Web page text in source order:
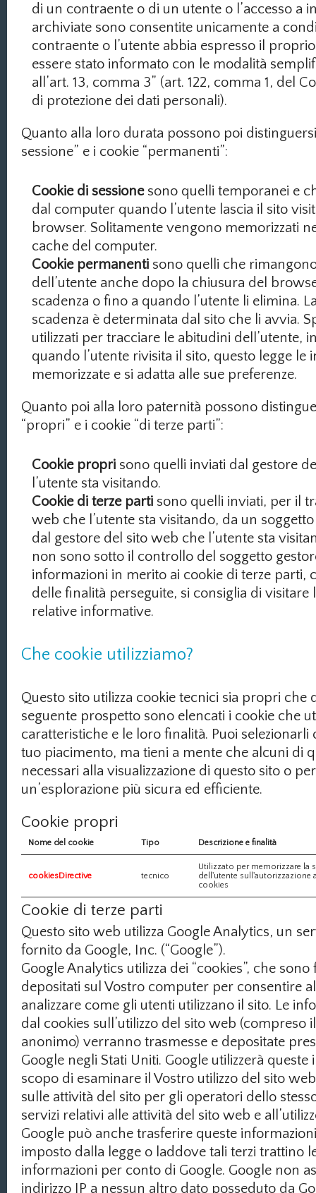
di un contraente o di un utente o l’accesso a
archiviate sono consentite unicamente a
contraente o l’utente abbia espresso il
essere stato informato con le modalità
all’art. 13, comma 3” (art. 122, comma 1, del
di protezione dei dati personali).
Quanto alla loro durata possono poi
sessione” e i cookie “permanenti”:
Cookie di sessionesono quelli temporanei e
dal computer quando l’utente lascia il sito
browser. Solitamente vengono memorizzati
cache del computer.
Cookie permanenti sono quelli che
dell’utente anche dopo la chiusura del
scadenza o fino a quando l’utente li elimina.
scadenza è determinata dal sito che li avvia.
utilizzati per tracciare le abitudini dell’utente,
quando l’utente rivisita il sito, questo legge le
memorizzate e si adatta alle sue preferenze.
Quanto poi alla loro paternità possono
“propri” e i cookie “di terze parti”:
Cookie propri sono quelli inviati dal gestore
l’utente sta visitando.
Cookie di terze parti sono quelli inviati, per il
web che l’utente sta visitando, da un
dal gestore del sito web che l’utente sta
non sono sotto il controllo del soggetto
informazioni in merito ai cookie di terze parti,
delle finalità perseguite, si consiglia di visitare
relative informative.
Che cookie utilizziamo?
Questo sito utilizza cookie tecnici sia propri che
seguente prospetto sono elencati i cookie che
caratteristiche e le loro finalità. Puoi selezionarli
tuo piacimento, ma tieni a mente che alcuni di
necessari alla visualizzazione di questo sito o
un’esplorazione più sicura ed efficiente.
Cookie propri
Nome del cookie Tipo Descrizione e finalità
cookiesDirective tecnico
Utilizzato per memorizzare la
dell'utente sull'autorizzazione
cookies
Cookie di terze parti
Questo sito web utilizza Google Analytics, un
fornito da Google, Inc. (“Google”).
Google Analytics utilizza dei “cookies”, che
depositati sul Vostro computer per consentire
analizzare come gli utenti utilizzano il sito. Le
dal cookies sull’utilizzo del sito web (compreso
anonimo) verranno trasmesse e depositate
Google negli Stati Uniti. Google utilizzerà
scopo di esaminare il Vostro utilizzo del sito
sulle attività del sito per gli operatori dello
servizi relativi alle attività del sito web e
Google può anche trasferire queste
imposto dalla legge o laddove tali terzi trattino
informazioni per conto di Google. Google non
indirizzo IP a nessun altro dato posseduto da